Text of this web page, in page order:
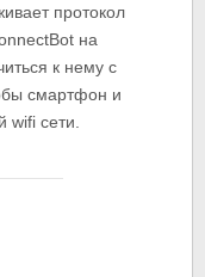
протокол
на
к нему с
смартфон и
сети.